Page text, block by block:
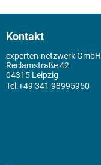
Kontakt
experten-netzwerk GmbH
Reclamstraße 42
04315 Leipzig
+49 341 98995950